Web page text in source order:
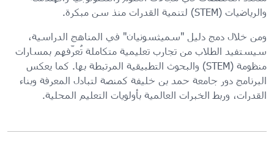
والرياضيات (STEM) لتنمية القدرات منذ سن مبكرة.
ومن خلال دمج دليل "سميثسونيان" في المناهج الدراسية،
سيستفيد الطلاب من تجارب تعليمية متكاملة تُعرّفهم بمسارات
منظومة (STEM) والبحوث التطبيقية المرتبطة بها. كما يعكس
البرنامج دور جامعة حمد بن خليفة كمنصة لتبادل المعرفة وبناء
القدرات، وربط الخبرات العالمية بأولويات التعليم المحلية.